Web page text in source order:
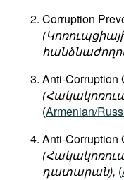
Corruption
Anti-Corruption
(Armenian/
Anti-Corruption
դատարան), (